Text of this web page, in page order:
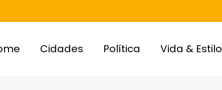
Cidades Política Vida & Estilo